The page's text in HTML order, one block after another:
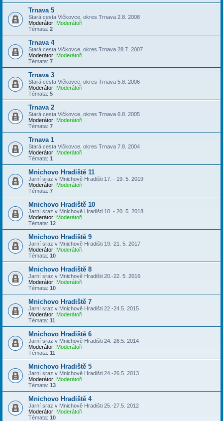
Trnava 5
Stará cesta Vlčkovce, okres Trnava 2.8. 2008
Moderátor: Moderátoři
Témata: 2
Trnava 4
Stará cesta Vlčkovce, okres Trnava 28.7. 2007
Moderátor: Moderátoři
Témata: 7
Trnava 3
Stará cesta Vlčkovce, okres Trnava 5.8. 2006
Moderátor: Moderátoři
Témata: 5
Trnava 2
Stará cesta Vlčkovce, okres Trnava 6.8. 2005
Moderátor: Moderátoři
Témata: 7
Trnava 1
Stará cesta Vlčkovce, okres Trnava 7.8. 2004
Moderátor: Moderátoři
Témata: 1
Mnichovo Hradiště 11
Jarní sraz v Mnichově Hradišti 17. - 19. 5. 2019
Moderátor: Moderátoři
Témata: 7
Mnichovo Hradiště 10
Jarní sraz v Mnichově Hradišti 18. - 20. 5. 2018
Moderátor: Moderátoři
Témata: 12
Mnichovo Hradiště 9
Jarní sraz v Mnichově Hradišti 19.-21. 5. 2017
Moderátor: Moderátoři
Témata: 10
Mnichovo Hradiště 8
Jarní sraz v Mnichově Hradišti 20.-22. 5. 2016
Moderátor: Moderátoři
Témata: 10
Mnichovo Hradiště 7
Jarní sraz v Mnichově Hradišti 22.-24.5. 2015
Moderátor: Moderátoři
Témata: 11
Mnichovo Hradiště 6
Jarní sraz v Mnichově Hradišti 24.-26.5. 2014
Moderátor: Moderátoři
Témata: 11
Mnichovo Hradiště 5
Jarní sraz v Mnichově Hradišti 24.-26.5. 2013
Moderátor: Moderátoři
Témata: 13
Mnichovo Hradiště 4
Jarní sraz v Mnichově Hradišti 25.-27.5. 2012
Moderátor: Moderátoři
Témata: 10